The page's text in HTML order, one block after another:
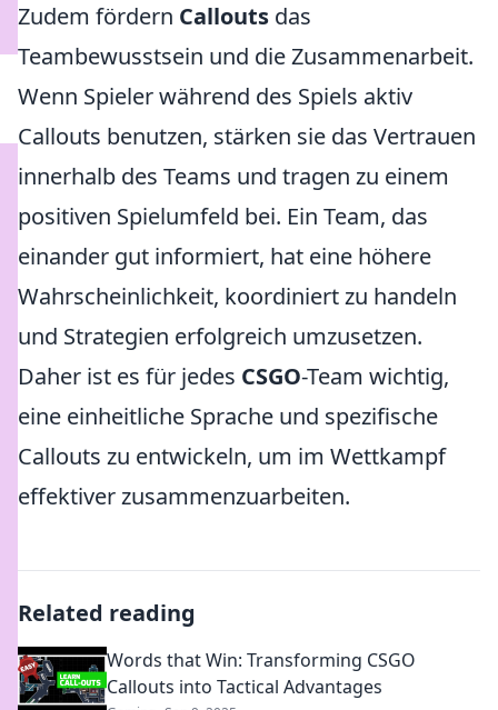
Zudem fördern Callouts das
Teambewusstsein und die Zusammenarbeit.
Wenn Spieler während des Spiels aktiv
Callouts benutzen, stärken sie das Vertrauen
innerhalb des Teams und tragen zu einem
positiven Spielumfeld bei. Ein Team, das
einander gut informiert, hat eine höhere
Wahrscheinlichkeit, koordiniert zu handeln
und Strategien erfolgreich umzusetzen.
Daher ist es für jedes CSGO-Team wichtig,
eine einheitliche Sprache und spezifische
Callouts zu entwickeln, um im Wettkampf
effektiver zusammenzuarbeiten.
Related reading
Words that Win: Transforming CSGO
Callouts into Tactical Advantages